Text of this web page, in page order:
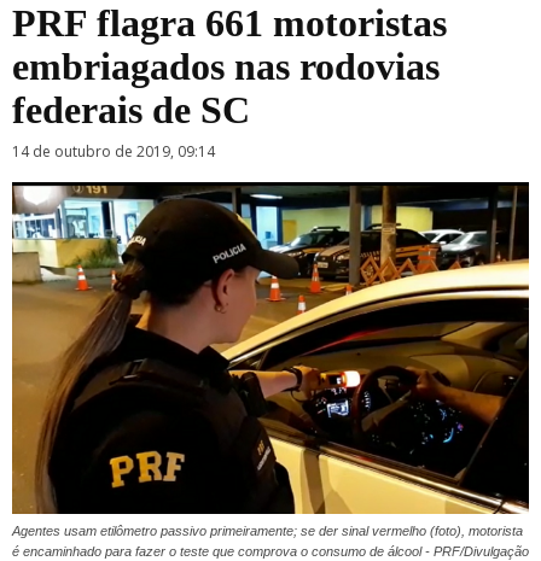
PRF flagra 661 motoristas
embriagados nas rodovias
federais de SC
14 de outubro de 2019, 09:14
Agentes usam etilômetro passivo primeiramente; se der sinal vermelho (foto), motorista
é encaminhado para fazer o teste que comprova o consumo de álcool - PRF/Divulgação